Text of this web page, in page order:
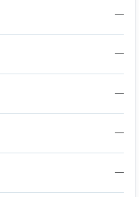
—
—
—
—
—